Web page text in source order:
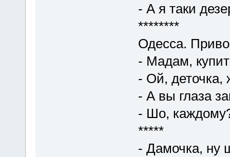
- А я таки
********
Одесса.
- Мадам,
- Ой, деточка,
- А вы глаза
- Шо,
*****
- Дамочка, ну